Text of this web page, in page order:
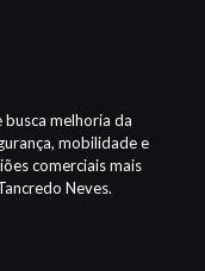
melhoria da
mobilidade e
comerciais mais
Neves.